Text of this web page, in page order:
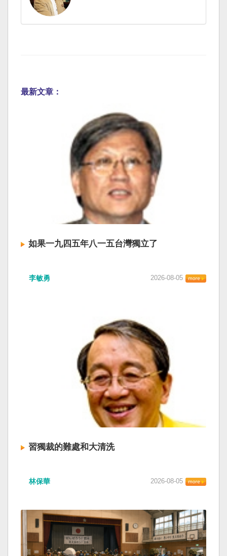
最新文章：
如果一九四五年八一五台灣獨立了
李敏勇 2026-08-05
習獨裁的難處和大清洗
林保華 2026-08-05